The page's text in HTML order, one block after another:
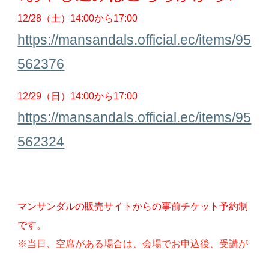
12/28（土） 14:00から17:00
https://mansandals.official.ec/items/95
562376
12/29（日） 14:00から17:00
https://mansandals.official.ec/items/95
562324
マンサンダルの販売サイトからの事前チケット予約制
です。
※当日、空席がある場合は、会場でお申込後、受講が